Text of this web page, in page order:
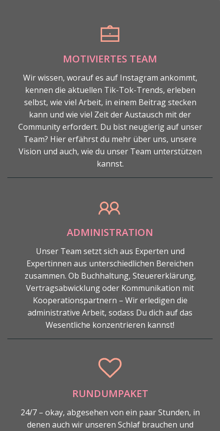
MOTIVIERTES TEAM
Wir wissen, worauf es auf Instagram ankommt,
kennen die aktuellen Tik-Tok-Trends, erleben
selbst, wie viel Arbeit, in einem Beitrag stecken
kann und wie viel Zeit der Austausch mit der
Community erfordert. Du bist neugierig auf unser
Team? Hier erfährst du mehr über uns, unsere
Vision und auch, wie du unser Team unterstützen
kannst.
ADMINISTRATION
Unser Team setzt sich aus Experten und
Expertinnen aus unterschiedlichen Bereichen
zusammen. Ob Buchhaltung, Steuererklärung,
Vertragsabwicklung oder Kommunikation mit
Kooperationspartnern – Wir erledigen die
administrative Arbeit, sodass Du dich auf das
Wesentliche konzentrieren kannst!
RUNDUMPAKET
24/7 – okay, abgesehen von ein paar Stunden, in
denen auch wir unseren Schlaf brauchen und